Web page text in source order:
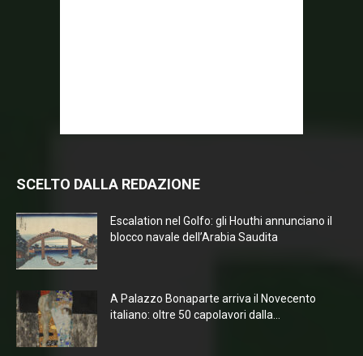
SCELTO DALLA REDAZIONE
Escalation nel Golfo: gli Houthi annunciano il
blocco navale dell’Arabia Saudita
A Palazzo Bonaparte arriva il Novecento
italiano: oltre 50 capolavori dalla...